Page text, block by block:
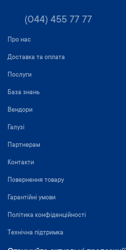
(044) 455 77 77
Про нас
Доставка та оплата
Послуги
База знань
Вендори
Галузі
Партнерам
Контакти
Повернення товару
Гарантійні умови
Політика конфіденційності
Технічна підтримка